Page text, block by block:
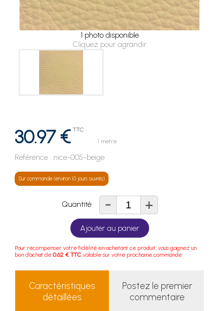
1 photo disponible
Cliquez pour agrandir
30.97 € TTC
1 mètre
Référence : nice-005-beige
Sur commande (environ 10 jours ouvrés)
Quantité - +
Ajouter au panier
Pour récompenser votre fidélité en achetant ce produit, vous gagnez un
bon d'achat de 0.62 € TTC valable sur votre prochaine commande.
Caractéristiques
détaillées
Postez le premier
commentaire